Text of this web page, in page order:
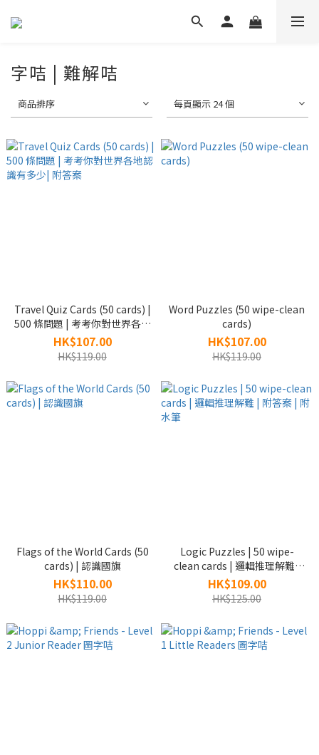
字咭 | 難解咭
商品排序 每頁顯示 24 個
Travel Quiz Cards (50 cards) |
500 條問題 | 考考你對世界各地
認識有多少| 附答案
HK$107.00
HK$119.00
Word Puzzles (50 wipe-clean
cards)
HK$107.00
HK$119.00
Flags of the World Cards (50
cards) | 認識國旗
HK$110.00
HK$119.00
Logic Puzzles | 50 wipe-
clean cards | 邏輯推理解難 |
附答案 | 附水筆
HK$109.00
HK$125.00